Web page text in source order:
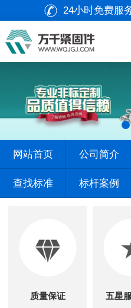
24小时免费服
网站首页 公司简介
查找标准 标杆案例
质量保证 五星